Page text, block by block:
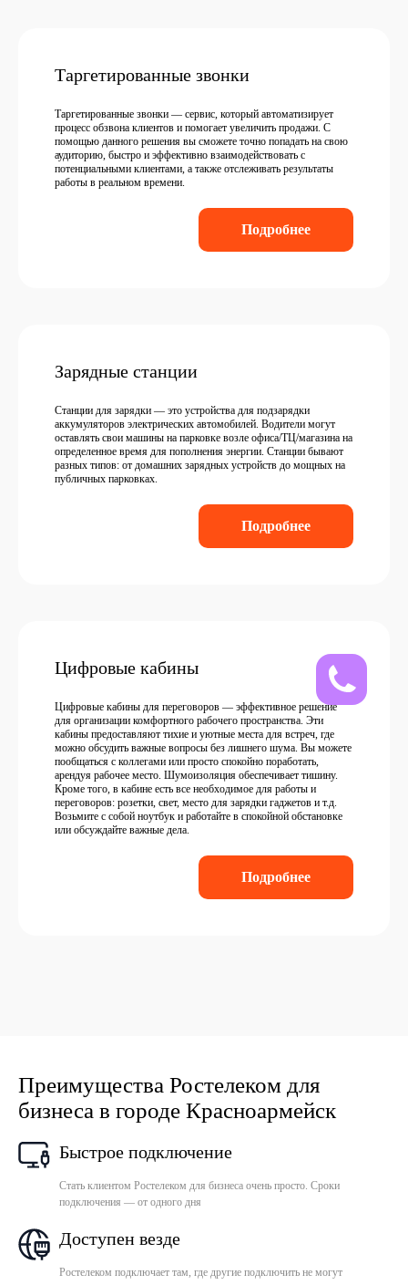
Таргетированные звонки
Таргетированные звонки — сервис, который автоматизирует
процесс обзвона клиентов и помогает увеличить продажи. С
помощью данного решения вы сможете точно попадать на свою
аудиторию, быстро и эффективно взаимодействовать с
потенциальными клиентами, а также отслеживать результаты
работы в реальном времени.
Подробнее
Зарядные станции
Станции для зарядки — это устройства для подзарядки
аккумуляторов электрических автомобилей. Водители могут
оставлять свои машины на парковке возле офиса/ТЦ/магазина на
определенное время для пополнения энергии. Станции бывают
разных типов: от домашних зарядных устройств до мощных на
публичных парковках.
Подробнее
Цифровые кабины
Цифровые кабины для переговоров — эффективное решение
для организации комфортного рабочего пространства. Эти
кабины предоставляют тихие и уютные места для встреч, где
можно обсудить важные вопросы без лишнего шума. Вы можете
пообщаться с коллегами или просто спокойно поработать,
арендуя рабочее место. Шумоизоляция обеспечивает тишину.
Кроме того, в кабине есть все необходимое для работы и
переговоров: розетки, свет, место для зарядки гаджетов и т.д.
Возьмите с собой ноутбук и работайте в спокойной обстановке
или обсуждайте важные дела.
Подробнее
Преимущества Ростелеком для
бизнеса в городе Красноармейск
Быстрое подключение
Стать клиентом Ростелеком для бизнеса очень просто. Сроки
подключения — от одного дня
Доступен везде
Ростелеком подключает там, где другие подключить не могут